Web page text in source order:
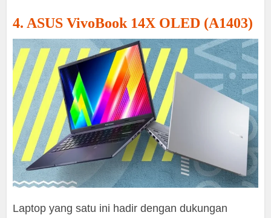
4. ASUS VivoBook 14X OLED (A1403)
Laptop yang satu ini hadir dengan dukungan